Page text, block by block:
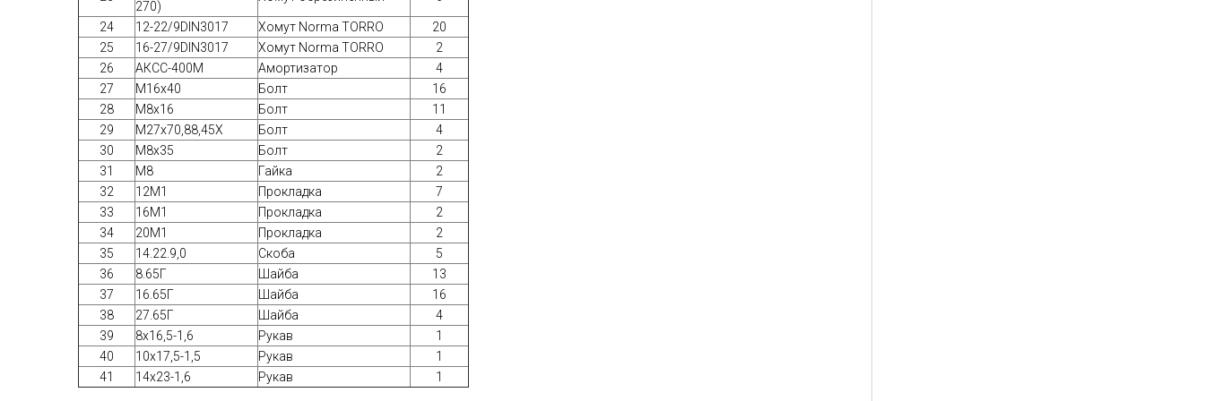
270)
24 12-22/9DIN3017 Хомут Norma TORRO
20
25
16-27/9DIN3017 Хомут Norma TORRO
2
26
АКСС-400М Амортизатор
4
27
М16х40 Болт
16
28
М8х16 Болт
11
29
М27х70,88,45Х Болт
4
30
М8х35 Болт
2
31
М8 Гайка
2
32
12М1 Прокладка
7
33
16М1 Прокладка
2
34
20М1 Прокладка
2
35
14.22.9,0 Скоба
5
36
8.65Г Шайба
13
37
16.65Г Шайба
16
38
27.65Г Шайба
4
39
8х16,5-1,6 Рукав
1
40
10х17,5-1,5 Рукав
1
41
14х23-1,6 Рукав 1